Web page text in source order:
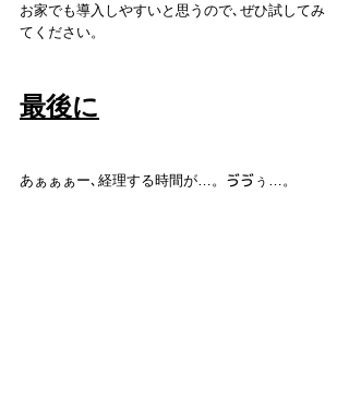
お家でも導入しやすいと思うので､ぜひ試してみ
てください。
最後に
あぁぁぁー､経理する時間が…。ゔゔぅ…。